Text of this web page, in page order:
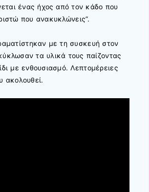
ένας ήχος από τον κάδο που
που ανακυκλώνεις”.
με τη συσκευή στον
τα υλικά τους παίζοντας
με ενθουσιασμό. Λεπτομέρειες
ακολουθεί.